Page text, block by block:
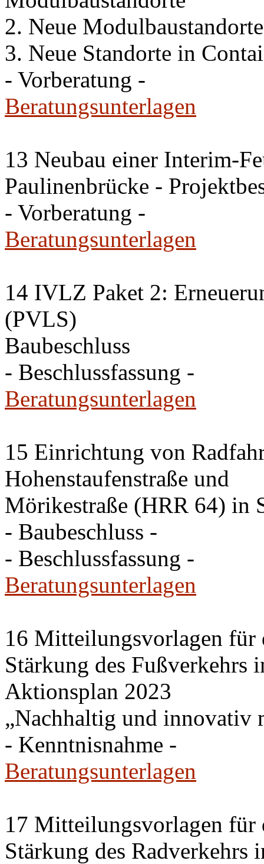
2. Neue Modulbaustandorte
3. Neue Standorte in
- Vorberatung -
Beratungsunterlagen
13 Neubau einer Interim-
Paulinenbrücke -
- Vorberatung -
Beratungsunterlagen
14 IVLZ Paket 2:
(PVLS)
Baubeschluss
- Beschlussfassung -
Beratungsunterlagen
15 Einrichtung von
Hohenstaufenstraße und
Mörikestraße (HRR 64) in
- Baubeschluss -
- Beschlussfassung -
Beratungsunterlagen
16 Mitteilungsvorlagen für
Stärkung des Fußverkehrs
Aktionsplan 2023
„Nachhaltig und innovativ
- Kenntnisnahme -
Beratungsunterlagen
17 Mitteilungsvorlagen für
Stärkung des Radverkehrs